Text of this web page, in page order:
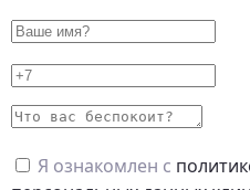
Я ознакомлен с